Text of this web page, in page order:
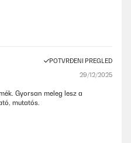
POTVRĐENI PREGLED
29/12/2025
Gyorsan meleg lesz a
mutatós.